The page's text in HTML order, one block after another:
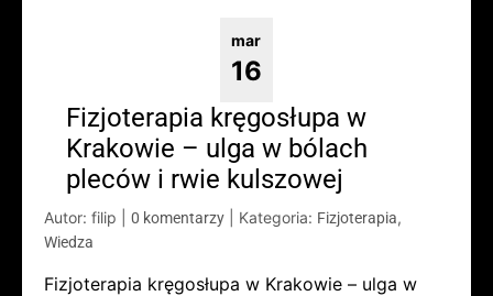
mar
16
Fizjoterapia kręgosłupa w
Krakowie – ulga w bólach
pleców i rwie kulszowej
Autor: filip 0 komentarzy Kategoria: Fizjoterapia,
Wiedza
Fizjoterapia kręgosłupa w Krakowie – ulga w